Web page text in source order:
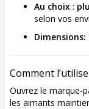
Au choix :
selon vos
Dimensions:
Comment
Ouvrez le marque-
les aimants